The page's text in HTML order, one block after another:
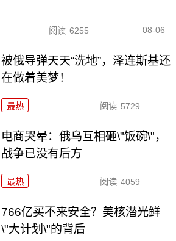
阅读 6255 08-06
被俄导弹天天“洗地”，泽连斯基还
在做着美梦！
最热 阅读 5729
电商哭晕：俄乌互相砸\"饭碗\"，
战争已没有后方
最热 阅读 4059
766亿买不来安全？美核潜光鲜
\"大计划\"的背后